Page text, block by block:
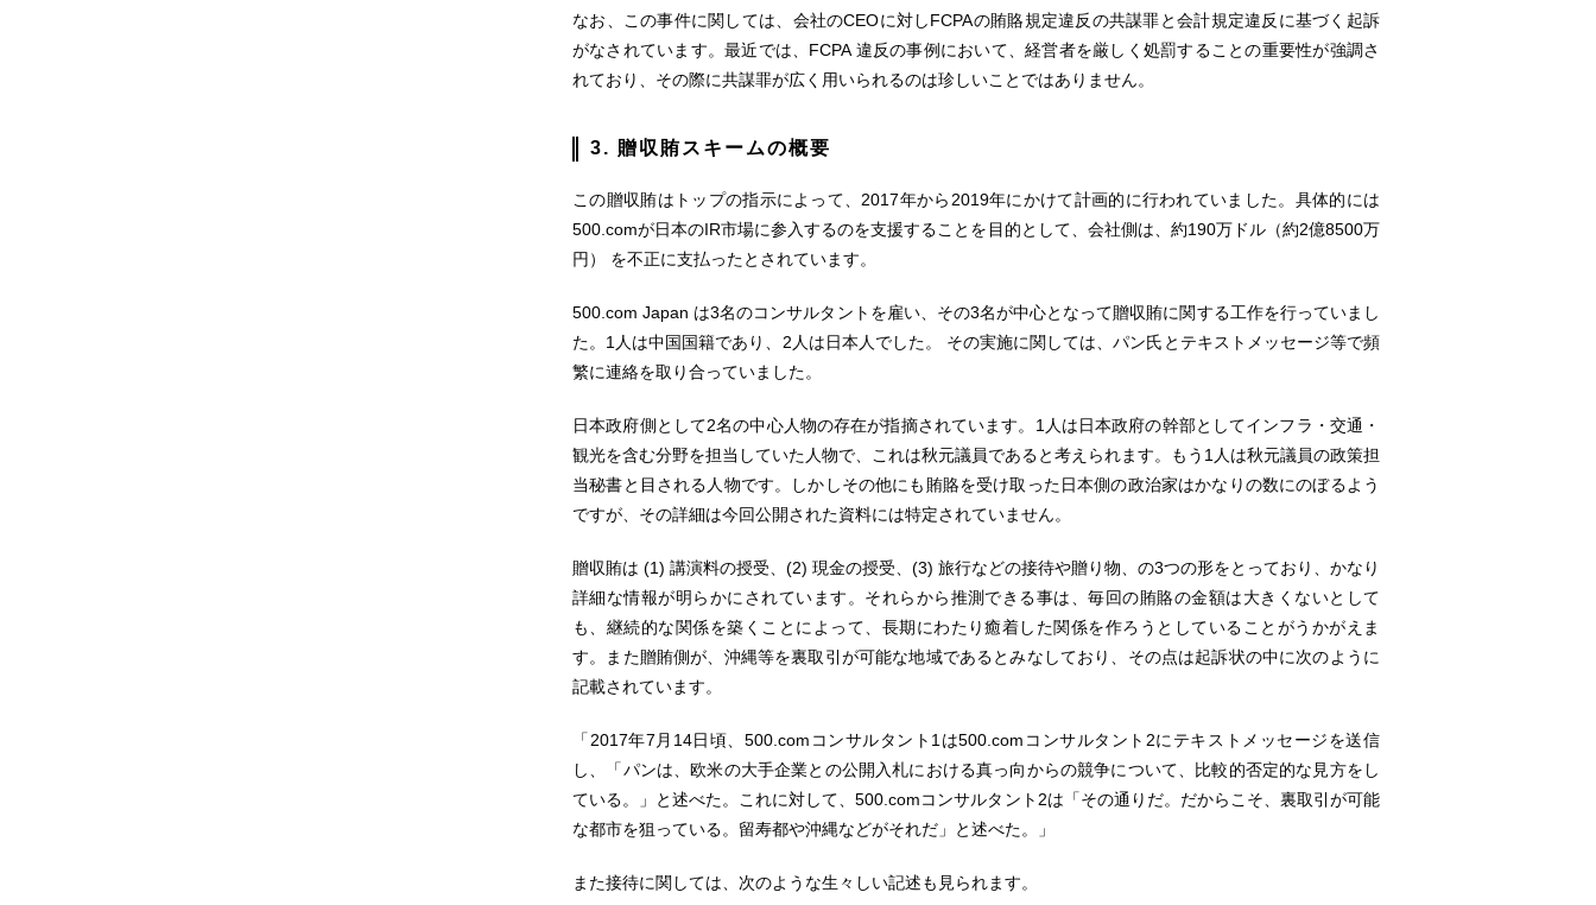
なお、この事件に関しては、会社のCEOに対しFCPAの賄賂規定違反の共謀罪と会計規定違反に基づく起訴
がなされています。最近では、FCPA 違反の事例において、経営者を厳しく処罰することの重要性が強調さ
れており、その際に共謀罪が広く用いられるのは珍しいことではありません。
3. 贈収賄スキームの概要
この贈収賄はトップの指示によって、2017年から2019年にかけて計画的に行われていました。具体的には
500.comが日本のIR市場に参入するのを支援することを目的として、会社側は、約190万ドル（約2億8500万
円） を不正に支払ったとされています。
500.com Japan は3名のコンサルタントを雇い、その3名が中心となって贈収賄に関する工作を行っていまし
た。1人は中国国籍であり、2人は日本人でした。 その実施に関しては、パン氏とテキストメッセージ等で頻
繁に連絡を取り合っていました。
日本政府側として2名の中心人物の存在が指摘されています。1人は日本政府の幹部としてインフラ・交通・
観光を含む分野を担当していた人物で、これは秋元議員であると考えられます。もう1人は秋元議員の政策担
当秘書と目される人物です。しかしその他にも賄賂を受け取った日本側の政治家はかなりの数にのぼるよう
ですが、その詳細は今回公開された資料には特定されていません。
贈収賄は (1) 講演料の授受、(2) 現金の授受、(3) 旅行などの接待や贈り物、の3つの形をとっており、かなり
詳細な情報が明らかにされています。それらから推測できる事は、毎回の賄賂の金額は大きくないとして
も、継続的な関係を築くことによって、長期にわたり癒着した関係を作ろうとしていることがうかがえま
す。また贈賄側が、沖縄等を裏取引が可能な地域であるとみなしており、その点は起訴状の中に次のように
記載されています。
「2017年7月14日頃、500.comコンサルタント1は500.comコンサルタント2にテキストメッセージを送信
し、「パンは、欧米の大手企業との公開入札における真っ向からの競争について、比較的否定的な見方をし
ている。」と述べた。これに対して、500.comコンサルタント2は「その通りだ。だからこそ、裏取引が可能
な都市を狙っている。留寿都や沖縄などがそれだ」と述べた。」
また接待に関しては、次のような生々しい記述も見られます。